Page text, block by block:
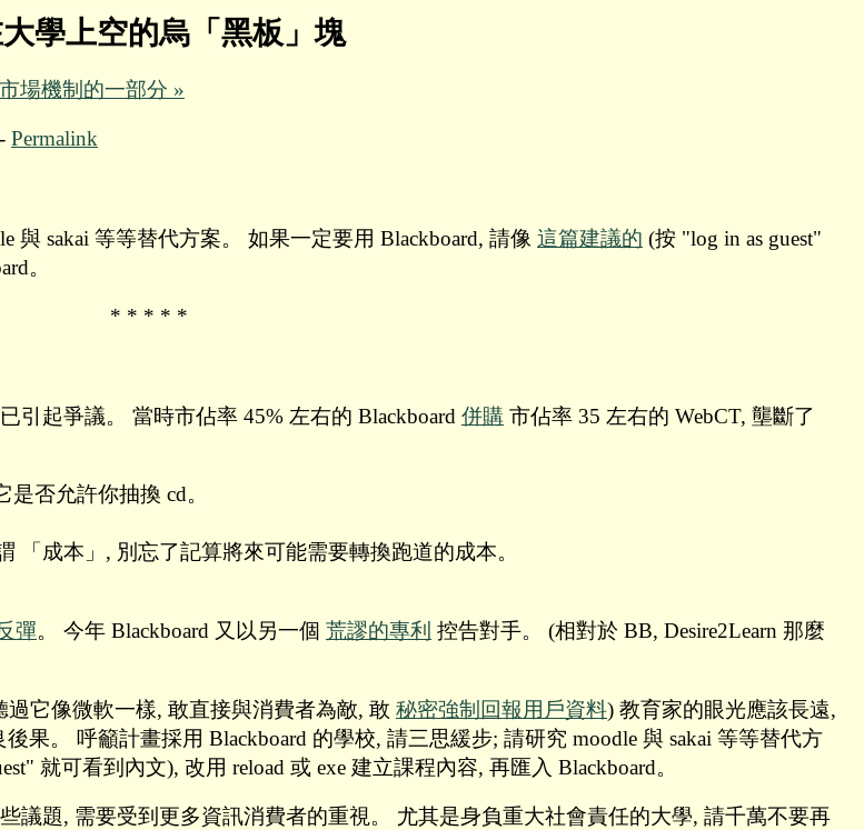
學上空的烏「黑板」塊
場機制的一部分 »
Permalink
與 sakai 等等替代方案。 如果一定要用 Blackboard, 請像 這篇建議的 (按 "log in as guest"
。
* * * * *
引起爭議。 當時市佔率 45% 左右的 Blackboard 併購市佔率 35 左右的 WebCT, 壟斷了
否允許你抽換 cd。
「成本」, 別忘了記算將來可能需要轉換跑道的成本。
彈。 今年 Blackboard 又以另一個 荒謬的專利 控告對手。 (相對於 BB, Desire2Learn 那麼
它像微軟一樣, 敢直接與消費者為敵, 敢 秘密強制回報用戶資料) 教育家的眼光應該長遠,
果。 呼籲計畫採用 Blackboard 的學校, 請三思緩步; 請研究 moodle 與 sakai 等等替代方
就可看到內文), 改用 reload 或 exe 建立課程內容, 再匯入 Blackboard。
議題, 需要受到更多資訊消費者的重視。 尤其是身負重大社會責任的大學, 請千萬不要再